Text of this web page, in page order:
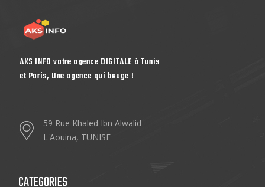
AKS INFO votre agence DIGITALE à Tunis
et Paris, Une agence qui bouge !
59 Rue Khaled Ibn Alwalid
L'Aouina, TUNISE
CATEGORIES